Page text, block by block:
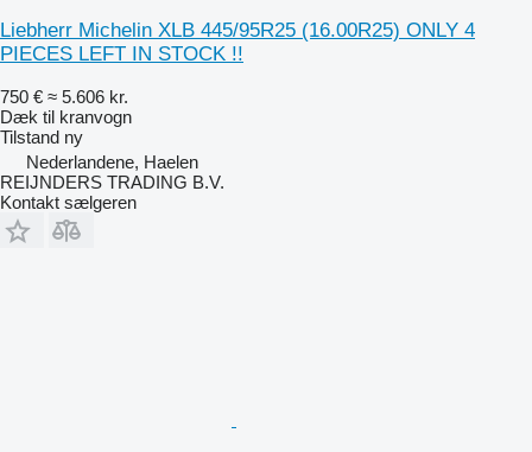
Liebherr Michelin XLB 445/95R25 (16.00R25) ONLY 4
PIECES LEFT IN STOCK !!
750 € ≈ 5.606 kr.
Dæk til kranvogn
Tilstand ny
Nederlandene, Haelen
REIJNDERS TRADING B.V.
Kontakt sælgeren